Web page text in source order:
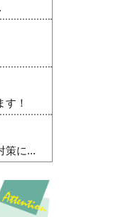
！
策に...